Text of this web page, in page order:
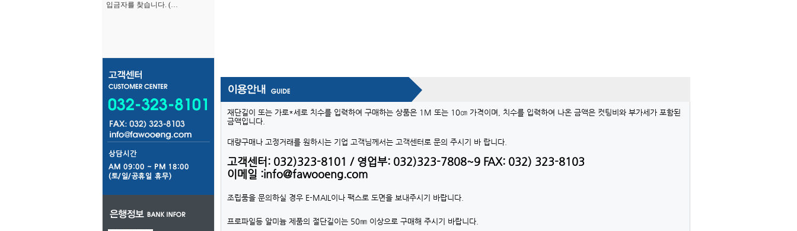
입금자를 찾습니다. (…
재단길이 또는 가로*세로 치수를 입력하여 구매하는 상품은 1M 또는 10㎝ 가격이며, 치수를 입력하여 나온 금액은 컷팅비와 부가세가 포함된
금액입니다.
대량구매나 고정거래를 원하시는 기업 고객님께서는 고객센터로 문의 주시기 바 랍니다.
고객센터: 032)323-8101 / 영업부: 032)323-7808~9 FAX: 032) 323-8103
이메일 :info@fawooeng.com
조립품을 문의하실 경우 E-MAIL이나 팩스로 도면을 보내주시기 바랍니다.
프로파일등 알미늄 제품의 절단길이는 50㎜ 이상으로 구매해 주시기 바랍니다.